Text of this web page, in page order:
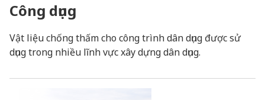
Công dụng
Vật liệu chống thấm cho công trình dân dụng được sử
dụng trong nhiều lĩnh vực xây dựng dân dụng.